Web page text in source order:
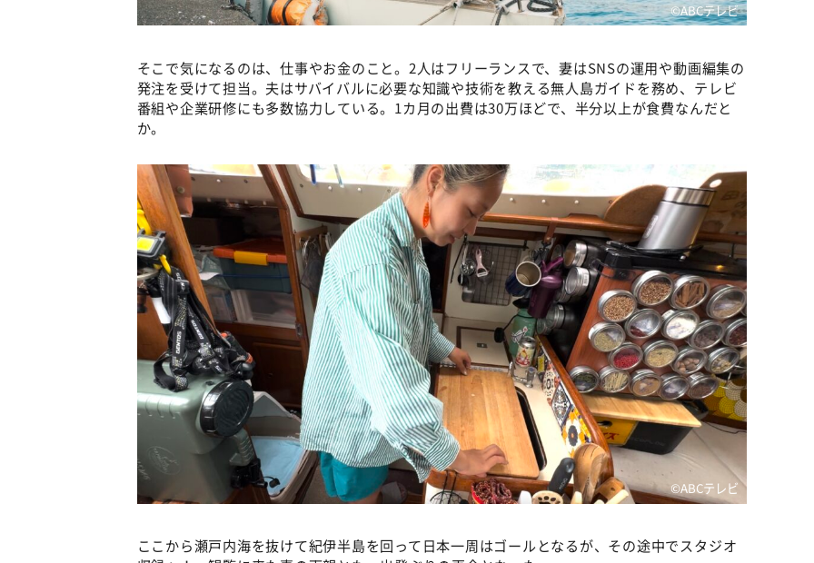
©ABCテレビ
そこで気になるのは、仕事やお金のこと。2人はフリーランスで、妻はSNSの運用や動画編集の
発注を受けて担当。夫はサバイバルに必要な知識や技術を教える無人島ガイドを務め、テレビ
番組や企業研修にも多数協力している。1カ月の出費は30万ほどで、半分以上が食費なんだと
か。
©ABCテレビ
ここから瀬戸内海を抜けて紀伊半島を回って日本一周はゴールとなるが、その途中でスタジオ